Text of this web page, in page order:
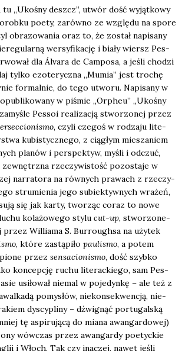
„Uko­śny deszcz”, utwór dość wyjąt­ko­wy
poety, zarów­no ze wzglę­du na spo­re
obra­zo­wa­nia oraz to, że został napi­sa­ny
wer­sy­fi­ka­cję i bia­ły wiersz Pes­
dla Álva­ra de Cam­po­sa, a jeśli cho­dzi
tyl­ko ezo­te­rycz­na „Mumia” jest tro­chę
for­mal­nie, do tego utwo­ru. Napi­sa­ny w
w piśmie „Orpheu” „Uko­śny
zamy­śle Pes­soi reali­za­cją stwo­rzo­nej przez
, czy­li cze­goś w rodza­ju lite­
kubi­stycz­ne­go, z cią­głym mie­sza­niem
pla­nów i per­spek­tyw, myśli i odczuć,
zewnętrz­na rze­czy­wi­stość pozo­sta­je w
nar­ra­to­ra na rów­nych pra­wach z rze­czy­
stru­mie­nia jego subiek­tyw­nych wra­żeń,
się jak kar­ty, two­rząc coraz to nowe
kola­żo­we­go sty­lu cut-up, stwo­rzo­ne­
Wil­lia­ma S. Bur­ro­ugh­sa na uży­tek
, któ­re zastą­pi­ło pau­li­smo, a potem
przez sen­sa­cio­ni­smo, dość szyb­ko
kon­cep­cję ruchu lite­rac­kie­go, sam Pes­
usi­ło­wał nie­mal w poje­dyn­kę – ale też z
pomy­słów, nie­kon­se­kwen­cją, nie­
dys­cy­pli­ny – dźwi­gnąć por­tu­gal­ską
tę aspi­ru­ją­cą do mia­na awan­gar­do­wej)
wów­czas przez awan­gar­dy poetyc­kie
i Włoch. Tak czy ina­czej, nawet jeśli